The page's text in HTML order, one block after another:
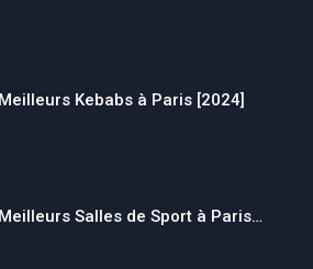
Kebabs à Paris [2024]
Salles de Sport à Paris…